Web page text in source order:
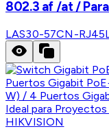
802.3 af /at /
LAS30-57CN-RJ45
HIKVISION